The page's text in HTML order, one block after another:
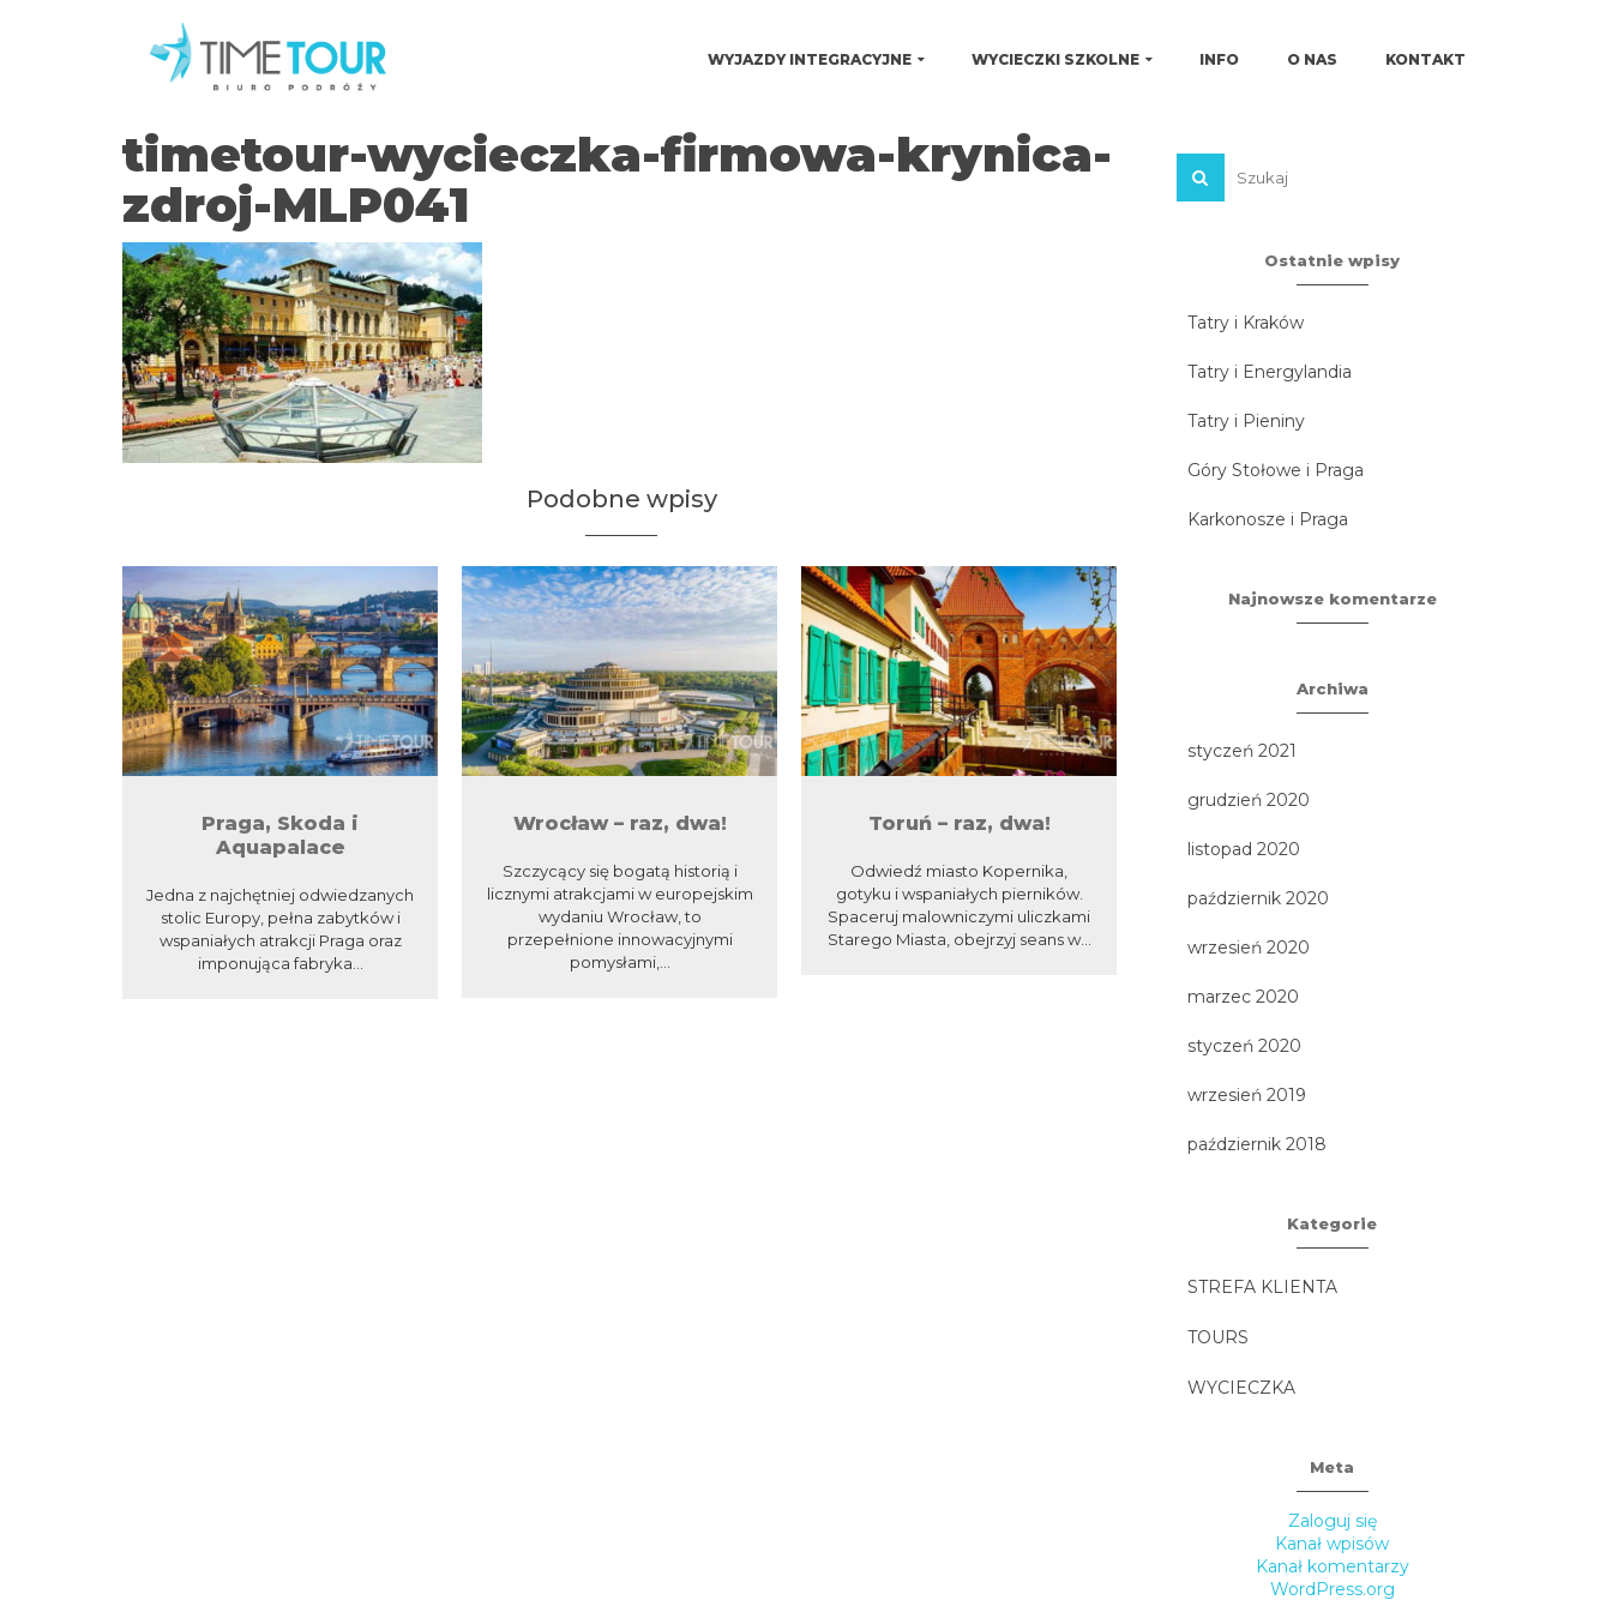
WYJAZDY INTEGRACYJNE WYCIECZKI SZKOLNE INFO O NAS KONTAKT
timetour-wycieczka-firmowa-krynica-
zdroj-MLP041
Podobne wpisy
Praga, Skoda i
Aquapalace
Jedna z najchętniej odwiedzanych
stolic Europy, pełna zabytków i
wspaniałych atrakcji Praga oraz
imponująca fabryka...
Wrocław – raz, dwa!
Szczycący się bogatą historią i
licznymi atrakcjami w europejskim
wydaniu Wrocław, to
przepełnione innowacyjnymi
pomysłami,...
Toruń – raz, dwa!
Odwiedź miasto Kopernika,
gotyku i wspaniałych pierników.
Spaceruj malowniczymi uliczkami
Starego Miasta, obejrzyj seans w...
z najchętniej odwiedzanych
Ostatnie wpisy
Tatry i Kraków
Tatry i Energylandia
Tatry i Pieniny
Góry Stołowe i Praga
Karkonosze i Praga
Najnowsze komentarze
Archiwa
styczeń 2021
grudzień 2020
listopad 2020
październik 2020
wrzesień 2020
marzec 2020
styczeń 2020
wrzesień 2019
październik 2018
Kategorie
STREFA KLIENTA
TOURS
WYCIECZKA
Meta
Zaloguj się
Kanał wpisów
Kanał komentarzy
WordPress.org